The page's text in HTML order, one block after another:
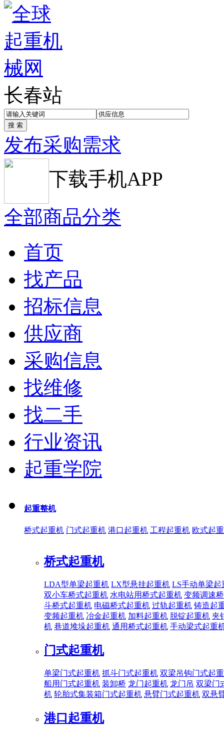
长春站
发布采购需求
下载手机APP
全部商品分类
首页
找产品
招标信息
供应商
采购信息
找维修
找二手
行业资讯
起重学院
起重整机
桥式起重机 门式起重机 港口起重机 工程起重机 欧式起
桥式起重机
LDA型单梁起重机 LX型悬挂起重机 LS手动单梁起
双小车桥式起重机 水电站用桥式起重机 变频调速
斗桥式起重机 电磁桥式起重机 过轨起重机 铸造起
变频起重机 冶金起重机 加料起重机 脱锭起重机 夹
机 巷道堆垛起重机 通用桥式起重机 手动梁式起重
门式起重机
单梁门式起重机 抓斗门式起重机 双梁吊钩门式起
船用门式起重机 装卸桥 龙门起重机 龙门吊 双梁门
机 轮胎式集装箱门式起重机 悬臂门式起重机 双悬
港口起重机